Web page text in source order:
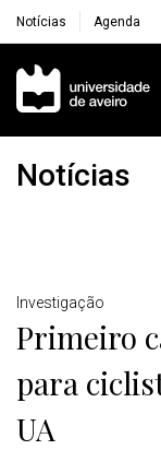
Notícias Agenda
Navegação
Notícias
Detalhes
Investigação
Primeiro
para
UA